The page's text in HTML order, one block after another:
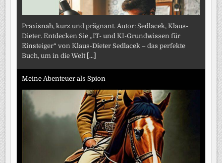
Praxisnah, kurz und prägnant. Autor: Sedlacek, Klaus-
Dieter. Entdecken Sie „IT- und KI-Grundwissen für
Einsteiger“ von Klaus-Dieter Sedlacek – das perfekte
Buch, um in die Welt [...]
Meine Abenteuer als Spion